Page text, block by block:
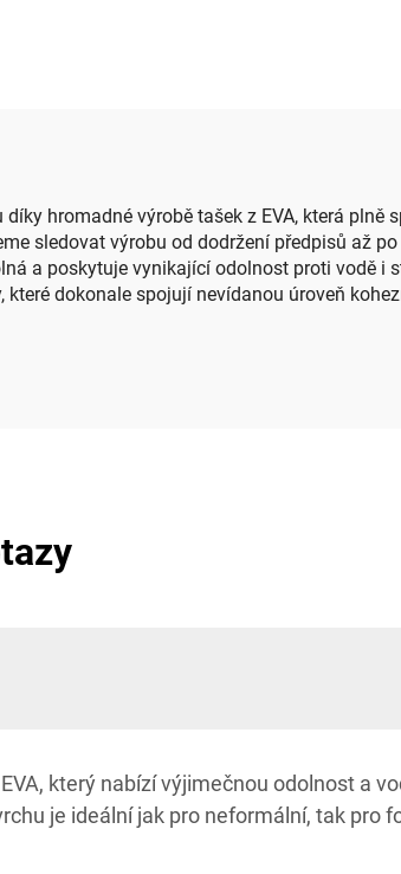
hromadné výrobě tašek z EVA, která plně
sledovat výrobu od dodržení předpisů až
a poskytuje vynikající odolnost proti vodě i
dokonale spojují nevídanou úroveň
který nabízí výjimečnou odolnost a
je ideální jak pro neformální, tak pro